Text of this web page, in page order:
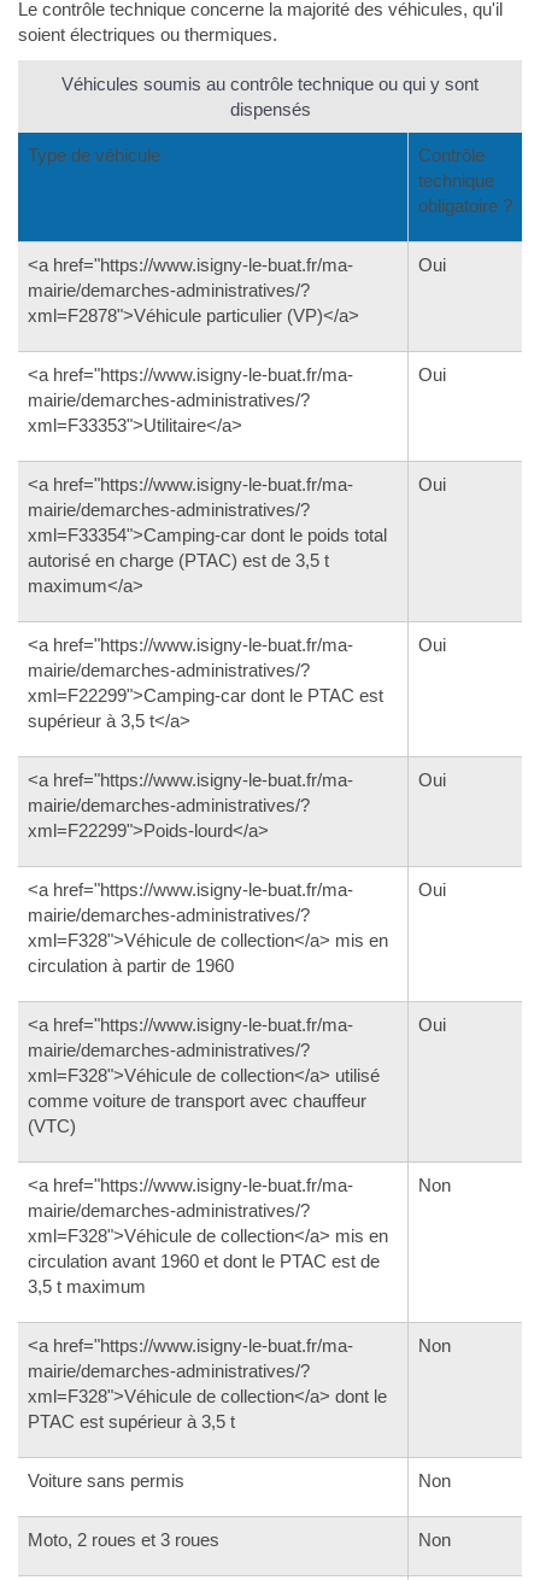
Le contrôle technique concerne la majorité des véhicules, qu'il
soient électriques ou thermiques.
Véhicules soumis au contrôle technique ou qui y sont
dispensés
Type de véhicule
Contrôle
technique
obligatoire ?
<a href="https://www.isigny-le-buat.fr/ma-
mairie/demarches-administratives/?
xml=F2878">Véhicule particulier (VP)</a>
Oui
<a href="https://www.isigny-le-buat.fr/ma-
mairie/demarches-administratives/?
xml=F33353">Utilitaire</a>
Oui
<a href="https://www.isigny-le-buat.fr/ma-
mairie/demarches-administratives/?
xml=F33354">Camping-car dont le poids total
autorisé en charge (PTAC) est de 3,5 t
maximum</a>
Oui
<a href="https://www.isigny-le-buat.fr/ma-
mairie/demarches-administratives/?
xml=F22299">Camping-car dont le PTAC est
supérieur à 3,5 t</a>
Oui
<a href="https://www.isigny-le-buat.fr/ma-
mairie/demarches-administratives/?
xml=F22299">Poids-lourd</a>
Oui
<a href="https://www.isigny-le-buat.fr/ma-
mairie/demarches-administratives/?
xml=F328">Véhicule de collection</a> mis en
circulation à partir de 1960
Oui
<a href="https://www.isigny-le-buat.fr/ma-
mairie/demarches-administratives/?
xml=F328">Véhicule de collection</a> utilisé
comme voiture de transport avec chauffeur
(VTC)
Oui
<a href="https://www.isigny-le-buat.fr/ma-
mairie/demarches-administratives/?
xml=F328">Véhicule de collection</a> mis en
circulation avant 1960 et dont le PTAC est de
3,5 t maximum
Non
<a href="https://www.isigny-le-buat.fr/ma-
mairie/demarches-administratives/?
xml=F328">Véhicule de collection</a> dont le
PTAC est supérieur à 3,5 t
Non
Voiture sans permis Non
Moto, 2 roues et 3 roues Non